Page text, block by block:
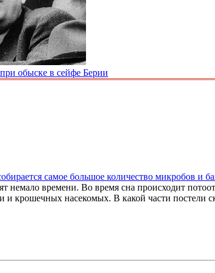
обыске в сейфе Берии
самое большое количество микробов и
немало времени. Во время сна происходит
и крошечных насекомых. В какой части постели